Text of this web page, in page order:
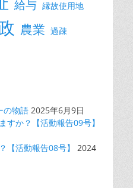
給与 縁故使用地
農業 過疎
の物語 2025年6月9日
すか？【活動報告09号】
【活動報告08号】
2024